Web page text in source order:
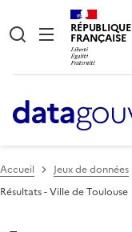
RÉPUBLIQUE
FRANÇAISE
Accueil Jeux de données
Résultats - Ville de Toulouse